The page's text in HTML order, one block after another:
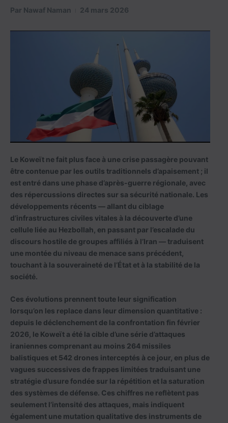
Par Nawaf Naman 24 mars 2026
Le Koweït ne fait plus face à une crise passagère pouvant
être contenue par les outils traditionnels d’apaisement ; il
est entré dans une phase d’après-guerre régionale, avec
des répercussions directes sur sa sécurité nationale. Les
développements récents — allant du ciblage
d’infrastructures civiles vitales à la découverte d’une
cellule liée au Hezbollah, en passant par l’escalade du
discours hostile de groupes affiliés à l’Iran — traduisent
une montée du niveau de menace sans précédent,
touchant à la souveraineté de l’État et à la stabilité de la
société.
Ces évolutions prennent toute leur signification
lorsqu’on les replace dans leur dimension quantitative :
depuis le déclenchement de la confrontation fin février
2026, le Koweït a été la cible d’une série d’attaques
iraniennes comprenant au moins 264 missiles
balistiques et 542 drones interceptés à ce jour, en plus de
vagues successives de frappes limitées traduisant une
stratégie d’usure fondée sur la répétition et la saturation
des systèmes de défense. Ces chiffres ne reflètent pas
seulement l’intensité des attaques, mais indiquent
également une mutation qualitative des instruments de